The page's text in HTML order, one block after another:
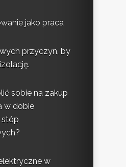
jako praca
przyczyn, by
sobie na zakup
w dobie
stóp
w